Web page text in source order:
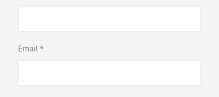
Email *